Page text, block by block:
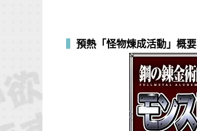
預熱「怪物煉成活動」概要